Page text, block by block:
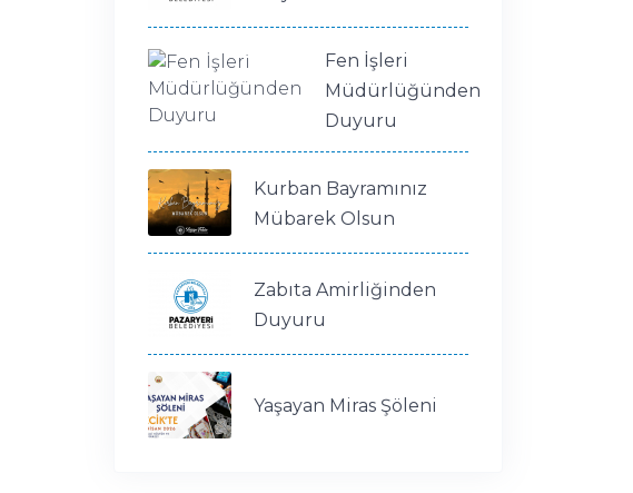
Fen İşleri
Müdürlüğünden
Duyuru
Kurban Bayramınız
Mübarek Olsun
Zabıta Amirliğinden
Duyuru
Yaşayan Miras Şöleni